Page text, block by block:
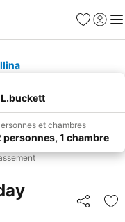
Favoris
Se
et chambres
personnes, 1 chambre
Partager